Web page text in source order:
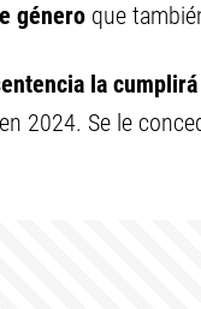
género que
la cumplirá
2024. Se le